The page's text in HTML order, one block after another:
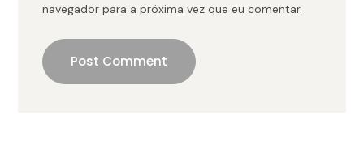
navegador para a próxima vez que eu comentar.
Post Comment